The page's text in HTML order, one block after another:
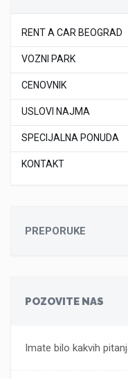
RENT A CAR BEOGRAD
VOZNI PARK
CENOVNIK
USLOVI NAJMA
SPECIJALNA PONUDA
KONTAKT
PREPORUKE
POZOVITE NAS
Imate bilo kakvih